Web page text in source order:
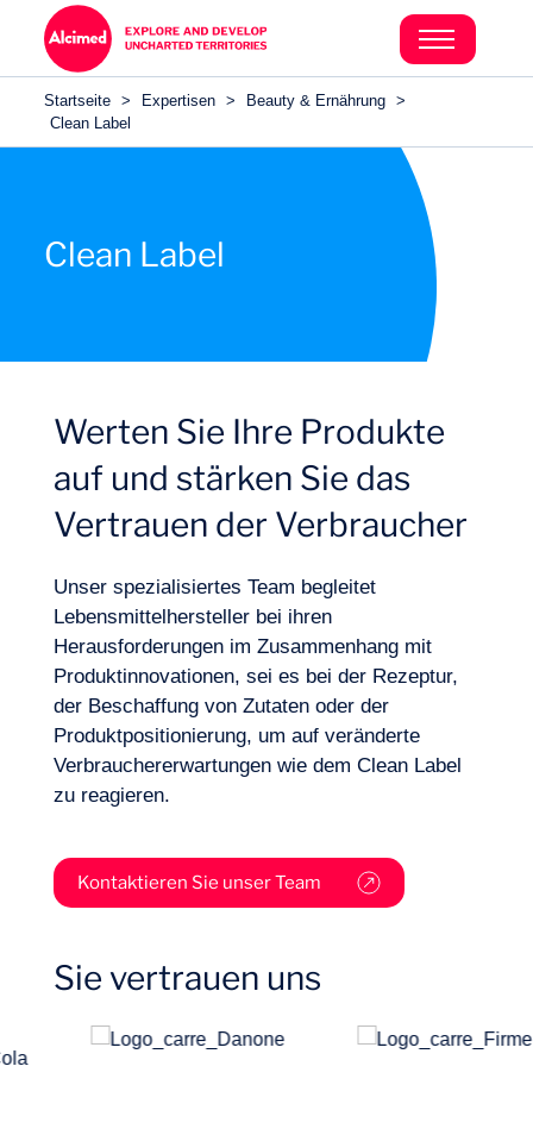
Branchen
Search in content
Search in content
Startseite > Expertisen > Beauty & Ernährung >
Clean Label
Clean Label
Werten Sie Ihre Produkte
auf und stärken Sie das
Vertrauen der Verbraucher
Unser spezialisiertes Team begleitet
Lebensmittelhersteller bei ihren
Herausforderungen im Zusammenhang mit
Produktinnovationen, sei es bei der Rezeptur,
der Beschaffung von Zutaten oder der
Produktpositionierung, um auf veränderte
Verbrauchererwartungen wie dem Clean Label
zu reagieren.
Kontaktieren Sie unser Team
Sie vertrauen uns